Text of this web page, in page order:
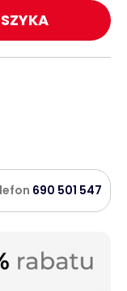
690 501 547